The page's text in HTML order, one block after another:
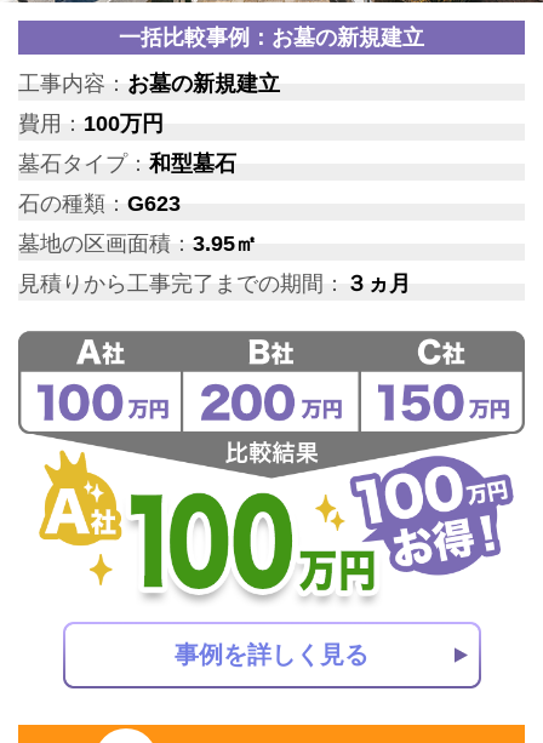
一括比較事例：お墓の新規建立
工事内容： お墓の新規建立
費用： 100万円
墓石タイプ：和型墓石
石の種類： G623
墓地の区画面積： 3.95㎡
見積りから工事完了までの期間： ３ヵ月
事例を詳しく見る